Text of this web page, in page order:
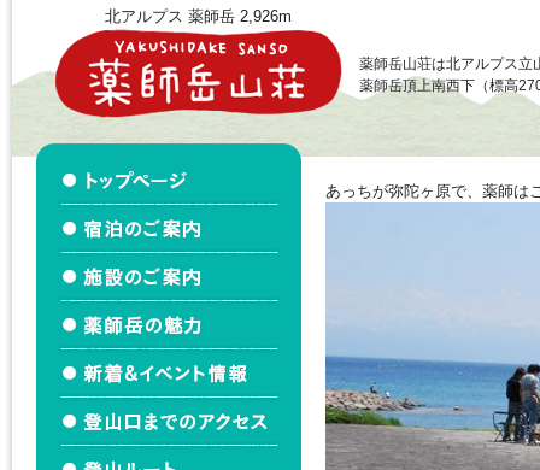
北アルプス 薬師岳 2,926m
薬師岳山荘は北アルプス立
薬師岳頂上南西下（標高
あっちが弥陀ヶ原で、薬師は